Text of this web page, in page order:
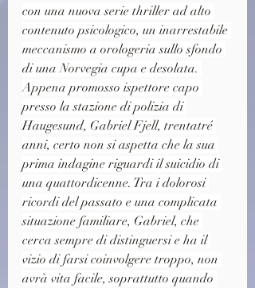
con una nuova serie thriller ad alto
contenuto psicologico, un inarrestabile
meccanismo a orologeria sullo sfondo
di una Norvegia cupa e desolata.
Appena promosso ispettore capo
presso la stazione di polizia di
Haugesund, Gabriel Fjell, trentatré
anni, certo non si aspetta che la sua
prima indagine riguardi il suicidio di
una quattordicenne. Tra i dolorosi
ricordi del passato e una complicata
situazione familiare, Gabriel, che
cerca sempre di distinguersi e ha il
vizio di farsi coinvolgere troppo, non
avrà vita facile, soprattutto quando